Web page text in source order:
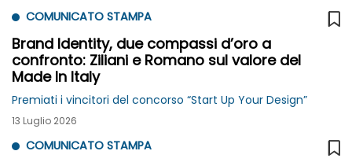
COMUNICATO STAMPA
Brand Identity, due compassi d’oro a
confronto: Ziliani e Romano sul valore del
Made In Italy
Premiati i vincitori del concorso “Start Up Your Design”
13 Luglio 2026
COMUNICATO STAMPA